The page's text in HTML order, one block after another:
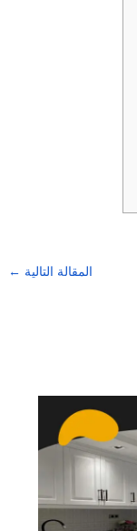
المقالة التالية ←